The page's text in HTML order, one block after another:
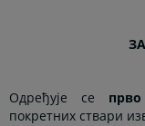
Одређује се
покретних ствари